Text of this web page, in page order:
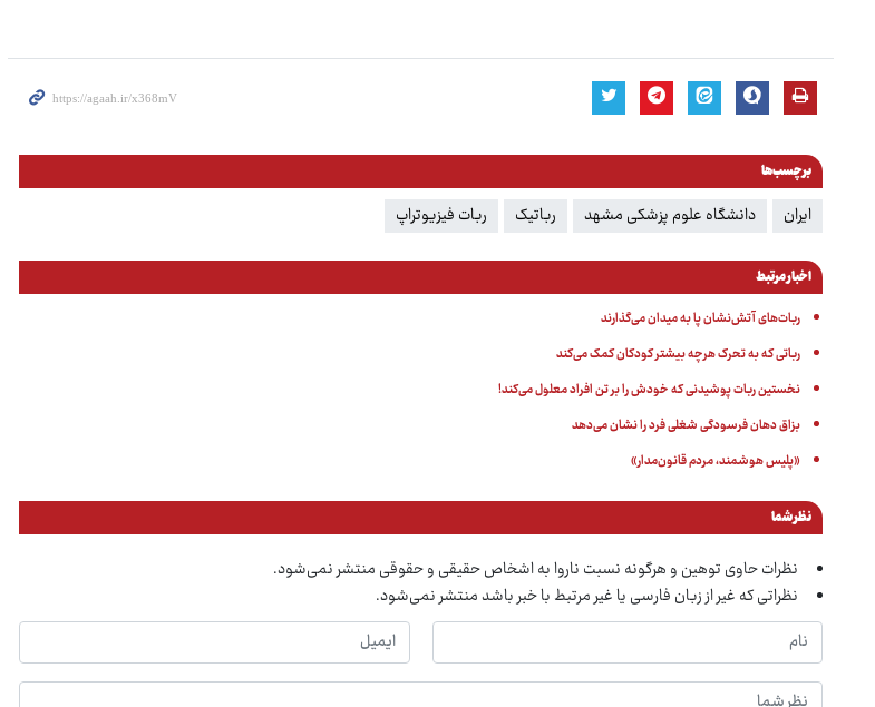
برچسب‌ها
ایران دانشگاه علوم پزشکی مشهد رباتیک ربات فیزیوتراپ
اخبار مرتبط
ربات‌های آتش‌نشان پا به میدان می‌گذارند
رباتی که به تحرک هرچه بیشتر کودکان کمک می‌کند
نخستین ربات پوشیدنی که خودش را بر تن افراد معلول می‌کند!
بزاق دهان فرسودگی شغلی فرد را نشان می‌دهد
«پلیس هوشمند، مردم قانون‌مدار»
نظر شما
نظرات حاوی توهین و هرگونه نسبت ناروا به اشخاص حقیقی و حقوقی منتشر نمی‌شود.
نظراتی که غیر از زبان فارسی یا غیر مرتبط با خبر باشد منتشر نمی‌شود.